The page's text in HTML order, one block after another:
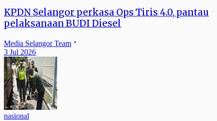
KPDN Selangor perkasa Ops Tiris 4.0, pantau
pelaksanaan BUDI Diesel
Media Selangor Team
3 Jul 2026
nasional